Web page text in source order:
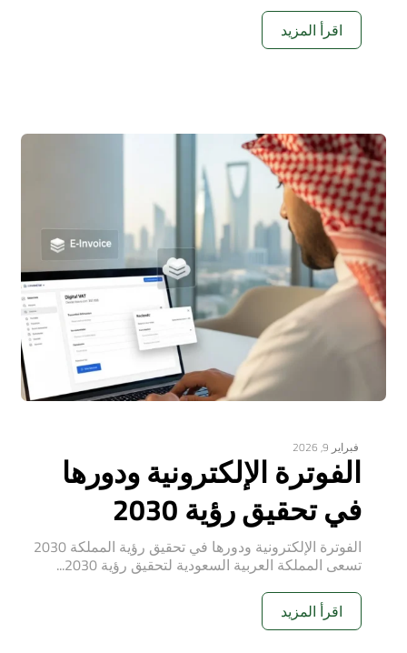
اقرأ المزيد
فبراير 9, 2026
الفوترة الإلكترونية ودورها
في تحقيق رؤية 2030
الفوترة الإلكترونية ودورها في تحقيق رؤية المملكة 2030
تسعى المملكة العربية السعودية لتحقيق رؤية 2030...
اقرأ المزيد